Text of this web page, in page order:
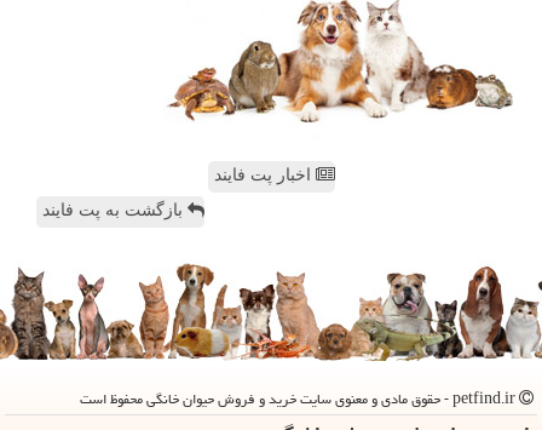
اخبار پت فایند
بازگشت به پت فایند